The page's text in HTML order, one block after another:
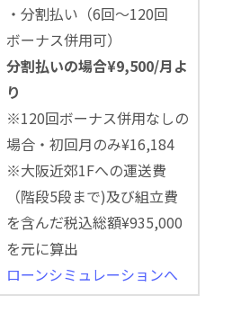
・分割払い（6回～120回
ボーナス併用可）
分割払いの場合¥9,500/月よ
り
※120回ボーナス併用なしの
場合・初回月のみ¥16,184
※大阪近郊1Fへの運送費
（階段5段まで)及び組立費
を含んだ税込総額¥935,000
を元に算出
ローンシミュレーションへ